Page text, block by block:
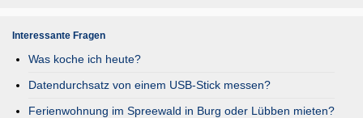
Interessante Fragen
Was koche ich heute?
Datendurchsatz von einem USB-Stick messen?
Ferienwohnung im Spreewald in Burg oder Lübben mieten?